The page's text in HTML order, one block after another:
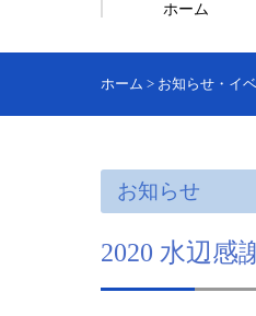
ホーム
ホーム > お知らせ・イ
お知らせ
2020 水辺感